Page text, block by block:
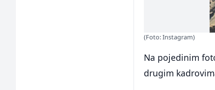
(Foto: Instagram)
Na pojedinim
drugim